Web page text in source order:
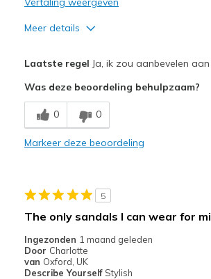
Meer details
Breathe Well
Comfortable
Beste toepassingen
Casual Wear
Laatste regel Ja, ik zou aanbevelen
Was deze beoordeling behulpzaam?
0 0
Markeer deze beoordeling
5
The only sandals I can wear for
Ingezonden 1 maand geleden
Door Charlotte
van Oxford, UK
Describe Yourself Stylish